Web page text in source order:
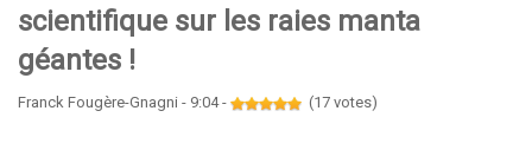
scientifique sur les raies manta
géantes !
Franck Fougère-Gnagni - 9:04 - (17 votes)